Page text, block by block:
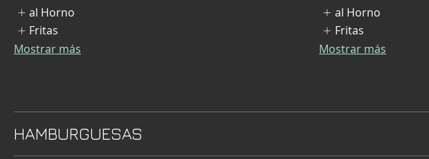
al Horno
Fritas
Mostrar más
al Horno
Fritas
Mostrar más
HAMBURGUESAS